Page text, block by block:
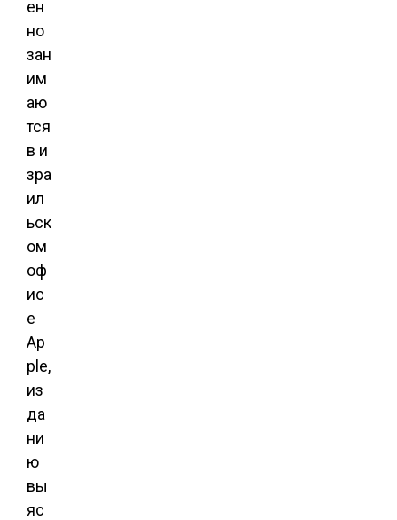
ен
но
зан
им
аю
тся
в и
зра
ил
ьск
ом
оф
ис
е
Ap
ple,
из
да
ни
ю
вы
яс